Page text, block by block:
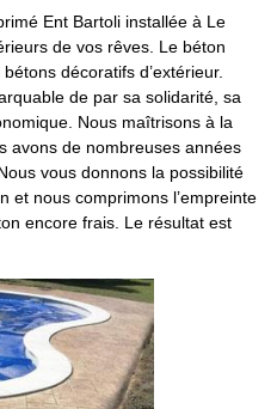
Ent Bartoli installée à Le
de vos rêves. Le béton
décoratifs d’extérieur.
de par sa solidarité, sa
Nous maîtrisons à la
avons de nombreuses années
vous donnons la possibilité
et nous comprimons l’empreinte
encore frais. Le résultat est